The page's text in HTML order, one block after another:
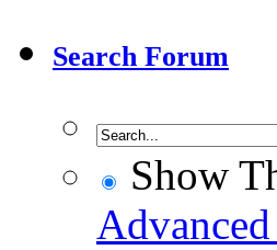
Search Forum
Show
Advanced